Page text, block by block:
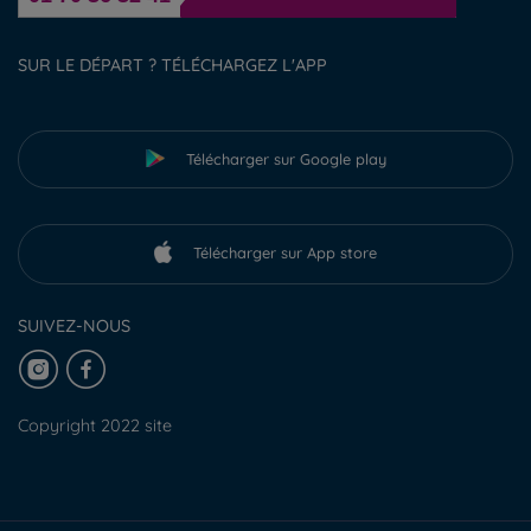
SUR LE DÉPART ? TÉLÉCHARGEZ L'APP
Télécharger sur Google play
Télécharger sur App store
SUIVEZ-NOUS
Copyright 2022 site